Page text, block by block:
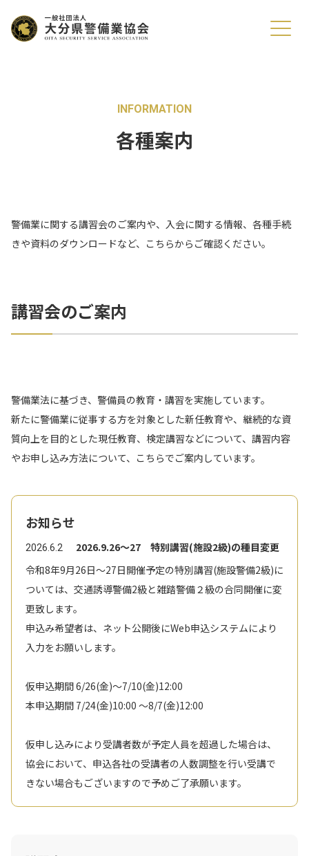
各種案内
INFORMATION
各種案内
警備業に関する講習会のご案内や、入会に関する情報、各種手続
きや資料のダウンロードなど、こちらからご確認ください。
講習会のご案内
警備業法に基づき、警備員の教育・講習を実施しています。
新たに警備業に従事する方を対象とした新任教育や、継続的な資
質向上を目的とした現任教育、検定講習などについて、講習内容
やお申し込み方法について、こちらでご案内しています。
お知らせ
2026.6.2
2026.9.26〜27 特別講習(施設2級)の種目変更
令和8年9月26日～27日開催予定の特別講習(施設警備2級)に
ついては、交通誘導警備2級と雑踏警備２級の合同開催に変
更致します。
申込み希望者は、ネット公開後にWeb申込システムにより
入力をお願いします。
仮申込期間 6/26(金)～7/10(金)12:00
本申込期間 7/24(金)10:00 ～8/7(金)12:00
仮申し込みにより受講者数が予定人員を超過した場合は、
協会において、申込各社の受講者の人数調整を行い受講で
きない場合もございますので予めご了承願います。